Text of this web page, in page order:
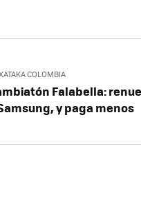
COLOMBIA
Falabella:
y paga menos